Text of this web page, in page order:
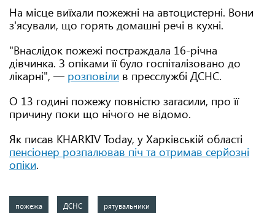
На місце виїхали пожежні на автоцистерні. Вони
з'ясували, що горять домашні речі в кухні.
"Внаслідок пожежі постраждала 16-річна
дівчинка. З опіками її було госпіталізовано до
лікарні", — розповіли в пресслужбі ДСНС.
О 13 годині пожежу повністю загасили, про її
причину поки що нічого не відомо.
Як писав KHARKIV Today, у Харківській області
пенсіонер розпалював піч та отримав серйозні
опіки.
пожежа ДСНС рятувальники